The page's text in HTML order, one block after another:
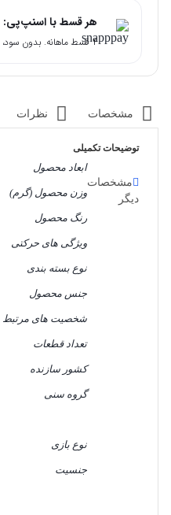
هر قسط با اسنپ‌پی:
۴ قسط ماهانه. بدون سود، چک و ضامن.
مشخصات نظرات
توضیحات تکمیلی
مشخصات
دیگر
ابعاد محصول
وزن محصول (گرم)
رنگ محصول
ویژگی های حرکتی
نوع بسته بندی
جنس محصول
شخصیت های مرتبط
تعداد قطعات
کشور سازنده
گروه سنی
نوع بازی
جنسیت